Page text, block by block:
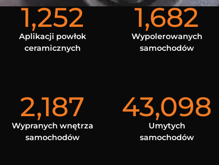
1,252
Aplikacji powłok
ceramicznych
1,682
Wypolerowanych
samochodów
2,187
Wypranych wnętrza
samochodów
43,098
Umytych
samochodów